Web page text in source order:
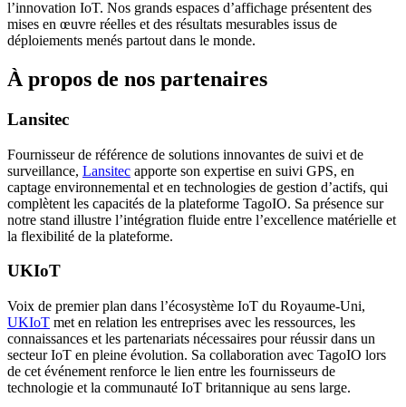
l’innovation IoT. Nos grands espaces d’affichage présentent des
mises en œuvre réelles et des résultats mesurables issus de
déploiements menés partout dans le monde.
À propos de nos partenaires
Lansitec
Fournisseur de référence de solutions innovantes de suivi et de
surveillance, Lansitec apporte son expertise en suivi GPS, en
captage environnemental et en technologies de gestion d’actifs, qui
complètent les capacités de la plateforme TagoIO. Sa présence sur
notre stand illustre l’intégration fluide entre l’excellence matérielle et
la flexibilité de la plateforme.
UKIoT
Voix de premier plan dans l’écosystème IoT du Royaume-Uni,
UKIoT met en relation les entreprises avec les ressources, les
connaissances et les partenariats nécessaires pour réussir dans un
secteur IoT en pleine évolution. Sa collaboration avec TagoIO lors
de cet événement renforce le lien entre les fournisseurs de
technologie et la communauté IoT britannique au sens large.